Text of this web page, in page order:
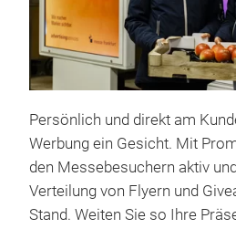
Persönlich und direkt am
Werbung ein Gesicht. Mit
den Messebesuchern aktiv
Verteilung von Flyern und
Stand. Weiten Sie so Ihre